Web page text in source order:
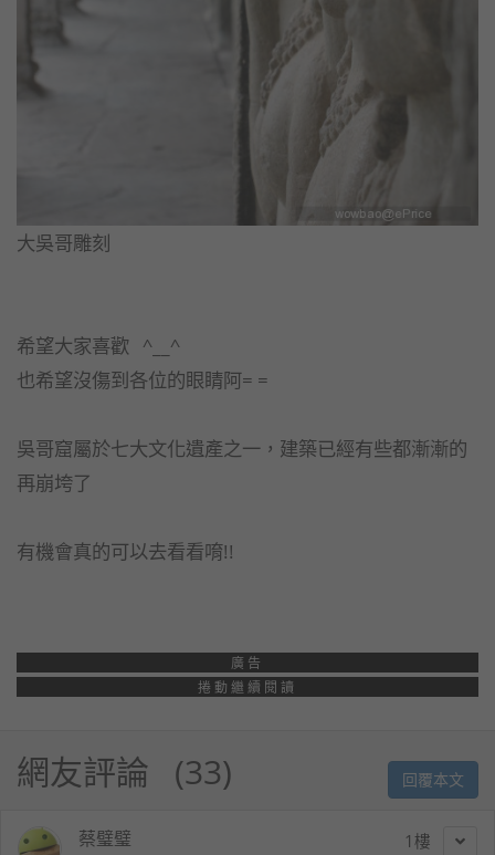
大吳哥雕刻
希望大家喜歡 ^__^
也希望沒傷到各位的眼睛阿= =
吳哥窟屬於七大文化遺產之一，建築已經有些都漸漸的
再崩垮了
有機會真的可以去看看唷!!
廣告
捲動繼續閱讀
網友評論 33 回覆本文
1
蔡璧璧